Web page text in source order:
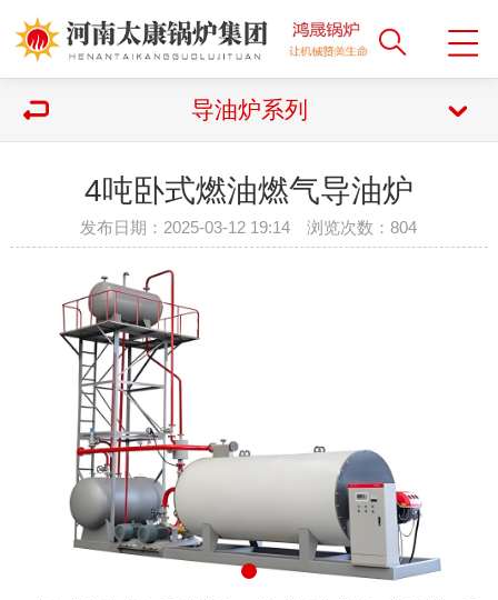
导油炉系列
4吨卧式燃油燃气导油炉
发布日期：2025-03-12 19:14 浏览次数：804